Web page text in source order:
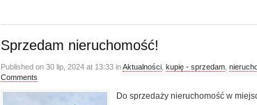
Sprzedam nieruchomość!
Published on 30 lip, 2024 at 13:33 inAktualności kupię - sprzedam
Comments
Do sprzedaży nieruchomość w